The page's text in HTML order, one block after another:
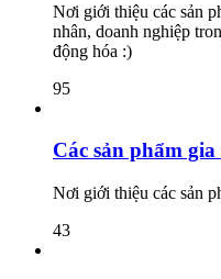
Nơi giới thiệu các sản
nhân, doanh nghiệp
động hóa :)
95
Các sản phẩm
Nơi giới thiệu các sản
43